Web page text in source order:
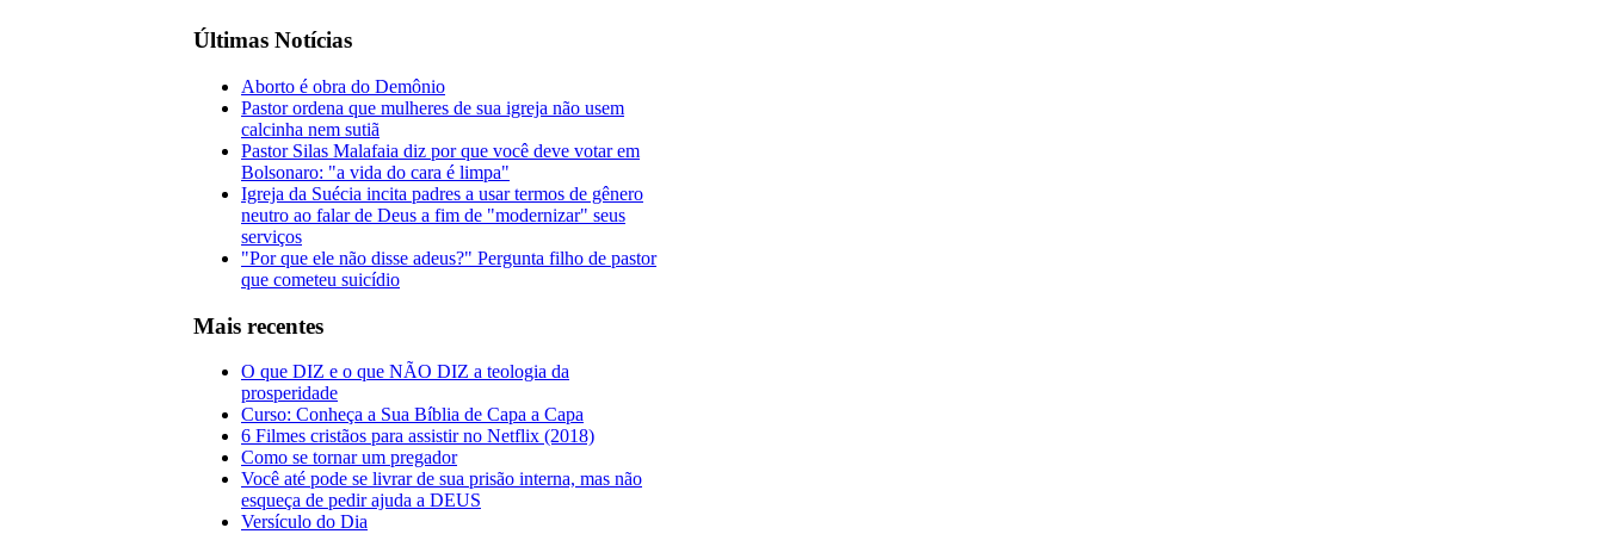
Últimas Notícias
Aborto é obra do Demônio
Pastor ordena que mulheres de sua igreja não usem
calcinha nem sutiã
Pastor Silas Malafaia diz por que você deve votar em
Bolsonaro: "a vida do cara é limpa"
Igreja da Suécia incita padres a usar termos de gênero
neutro ao falar de Deus a fim de "modernizar" seus
serviços
"Por que ele não disse adeus?" Pergunta filho de pastor
que cometeu suicídio
Mais recentes
O que DIZ e o que NÃO DIZ a teologia da
prosperidade
Curso: Conheça a Sua Bíblia de Capa a Capa
6 Filmes cristãos para assistir no Netflix (2018)
Como se tornar um pregador
Você até pode se livrar de sua prisão interna, mas não
esqueça de pedir ajuda a DEUS
Versículo do Dia